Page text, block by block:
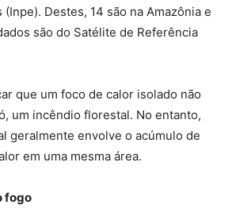
(Inpe). Destes, 14 são na Amazônia e
são do Satélite de Referência
que um foco de calor isolado não
um incêndio florestal. No entanto,
geralmente envolve o acúmulo de
em uma mesma área.
fogo